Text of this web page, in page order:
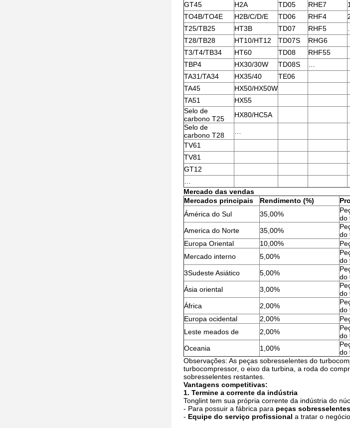
GT45
H2A TD05 RHE7
TO4B/TO4E
H2B/C/D/E TD06 RHF4
T25/TB25
HT3B TD07 RHF5
T28/TB28
HT10/HT12 TD07S RHG6
T3/T4/TB34
HT60 TD08 RHF55
TBP4
HX30/30W TD08S
TA31/TA34
HX35/40 TE06
TA45
HX50/HX50W
TA51
HX55
Selo de
carbono T25
HX80/HC5A
Selo de
carbono T28
TV61
TV81
GT12
Mercado das vendas
Mercados principais
Rendimento (%)
Ámérica do Sul
35,00%
do
America do Norte
35,00%
do
Europa Oriental
10,00%
Mercado interno
5,00%
do
3Sudeste Asiático
5,00%
do
Ásia oriental
3,00%
do
África
2,00%
do
Europa ocidental
2,00%
Leste meados de
2,00%
do
Oceania
1,00%
do
Observações: As peças sobresselentes do
turbocompressor, o eixo da turbina, a roda do
sobresselentes restantes.
Vantagens competitivas:
1. Termine a corrente da indústria
Tonglint tem sua própria corrente da indústria do
- Para possuir a fábrica para peças
- Equipe do serviço profissional a tratar o